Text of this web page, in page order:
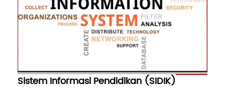
Pengembangan SDM
Sistem Informasi Pendidikan (SIDIK)